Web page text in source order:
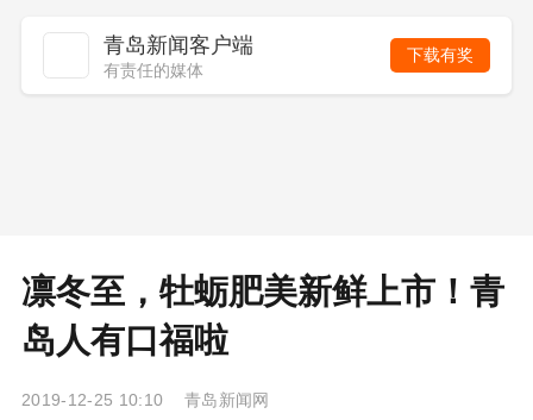
青岛新闻客户端
有责任的媒体
下载有奖
凛冬至，牡蛎肥美新鲜上市！青
岛人有口福啦
2019-12-25 10:10 青岛新闻网